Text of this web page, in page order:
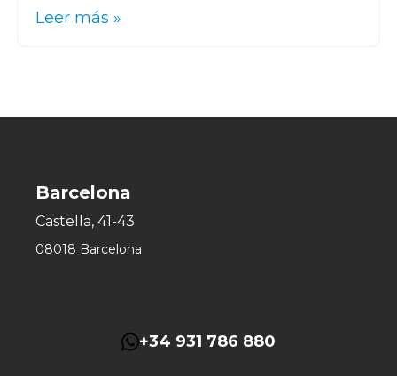
Leer más »
Barcelona
Castella, 41-43
08018 Barcelona
+34 931 786 880